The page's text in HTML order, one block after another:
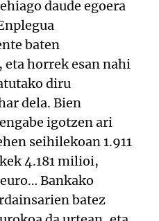
daude egoera
baten
horrek esan nahi
diru
dela. Bien
igotzen ari
seihilekoan 1.911
4.181 milioi,
Bankako
batez